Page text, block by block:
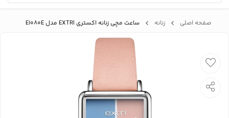
صفحه اصلی زنانه ساعت مچی زنانه اکستری EXTRI مدل E1080E